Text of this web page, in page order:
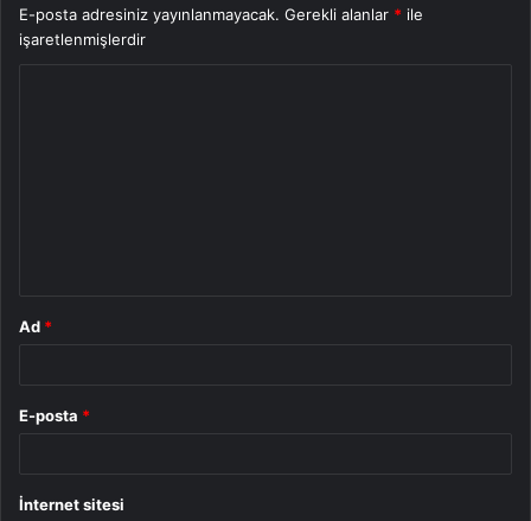
E-posta adresiniz yayınlanmayacak. Gerekli alanlar * ile
işaretlenmişlerdir
Ad *
E-posta *
İnternet sitesi